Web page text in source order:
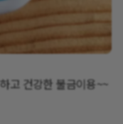
고 건강한 불금이용~~